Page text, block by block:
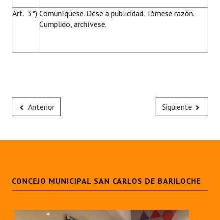
Art. 3°) Comuníquese. Dése a publicidad. Tómese razón.
Cumplido, archívese.
Anterior Siguiente
CONCEJO MUNICIPAL SAN CARLOS DE BARILOCHE